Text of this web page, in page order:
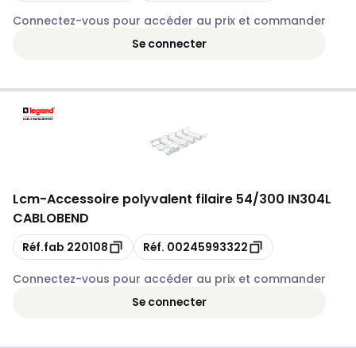
Connectez-vous pour accéder au prix et commander
Se connecter
Lcm-Accessoire polyvalent filaire 54/300 IN304L
CABLOBEND
Copie
Réf.fab 220108 Copie
Réf. 00245993322
Connectez-vous pour accéder au prix et commander
Se connecter